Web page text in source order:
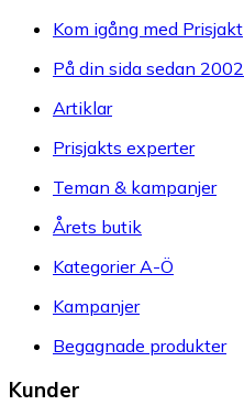
Kom igång med Prisjakt
På din sida sedan 2002
Artiklar
Prisjakts experter
Teman & kampanjer
Årets butik
Kategorier A-Ö
Kampanjer
Begagnade produkter
Kunder